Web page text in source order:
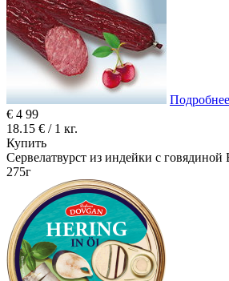
Подробнее
€ 4 99
18.15 € / 1 кг.
Купить
Сервелатвурст из индейки с
275г